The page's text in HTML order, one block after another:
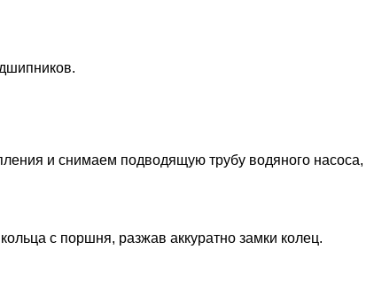
и снимаем подводящую трубу водяного насоса,
с поршня, разжав аккуратно замки колец.